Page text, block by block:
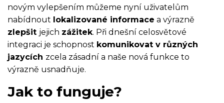
novým vylepšením můžeme nyní uživatelům
nabídnout lokalizované informace a výrazně
zlepšit jejich zážitek. Při dnešní celosvětové
integraci je schopnost komunikovat v různých
jazycích zcela zásadní a naše nová funkce to
výrazně usnadňuje.
Jak to funguje?